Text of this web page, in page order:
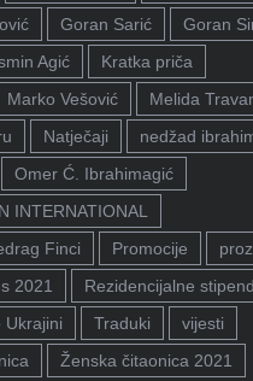
Goran Sarić
Goran
Agić
Kratka priča
Marko Vešović
Melida
Natječaji
nedžad
Omer Ć. Ibrahimagić
INTERNATIONAL
Finci Promocije
2021
Rezidencijalne
Ukrajini Traduki
vijesti
Ženska čitaonica 2021